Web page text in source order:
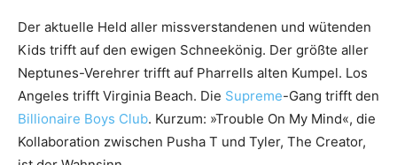
Der aktuelle Held aller missverstandenen und wütenden
Kids trifft auf den ewigen Schneekönig. Der größte aller
Neptunes-Verehrer trifft auf Pharrells alten Kumpel. Los
Angeles trifft Virginia Beach. Die Supreme-Gang trifft den
Billionaire Boys Club. Kurzum: »Trouble On My Mind«, die
Kollaboration zwischen Pusha T und Tyler, The Creator,